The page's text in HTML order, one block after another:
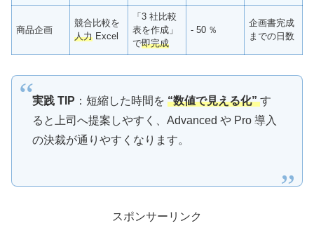
商品企画
競合比較を
人力 Excel
「3 社比較
表を作成」
で即完成
‑ 50 ％
企画書完成
までの日数
実践 TIP ：短縮した時間を “数値で見える化” す
ると上司へ提案しやすく、Advanced や Pro 導入
の決裁が通りやすくなります。
スポンサーリンク